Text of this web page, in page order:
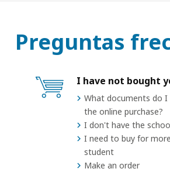
Preguntas
I have not bought
What documents do
the online purchase?
I don't have the
I need to buy for
student
Make an order